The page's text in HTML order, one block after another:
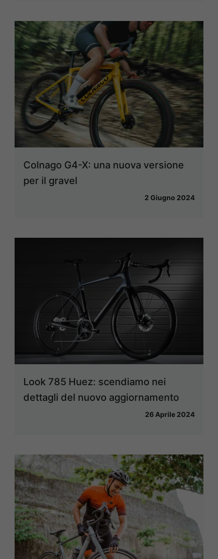
Colnago G4-X: una nuova versione
per il gravel
2 Giugno 2024
Look 785 Huez: scendiamo nei
dettagli del nuovo aggiornamento
26 Aprile 2024